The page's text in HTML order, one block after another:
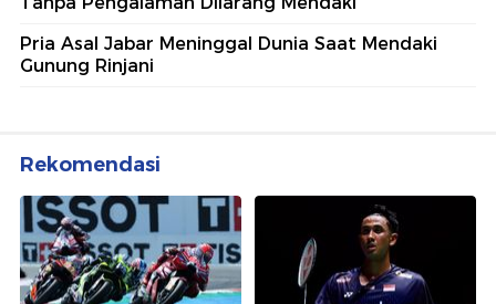
Pria Asal Jabar Meninggal Dunia Saat Mendaki
Gunung Rinjani
Rekomendasi